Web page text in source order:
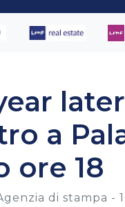
a
ore 18
di stampa -